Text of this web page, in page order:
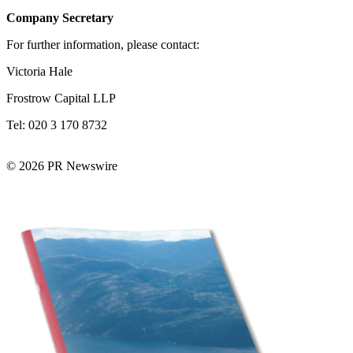
Company Secretary
For further information, please contact:
Victoria Hale
Frostrow Capital LLP
Tel: 020 3 170 8732
© 2026 PR Newswire